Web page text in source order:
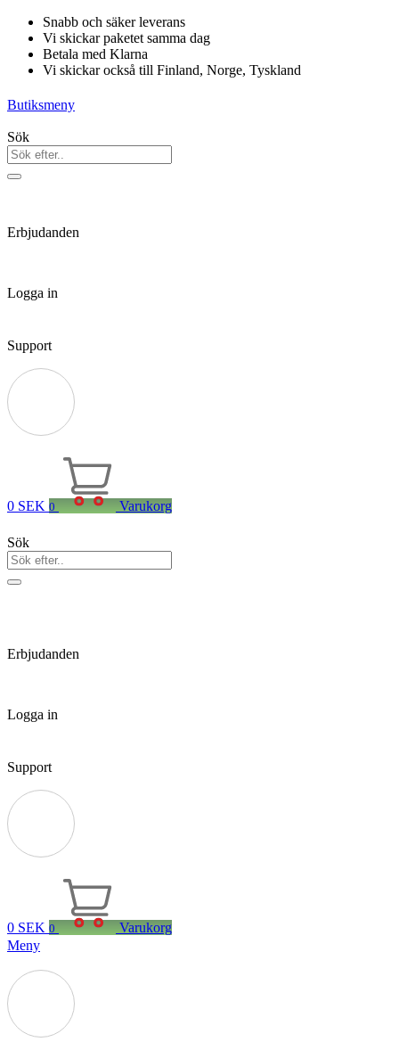
Hoppa
innehåll
Snabb och säker leverans
Vi skickar paketet samma dag
Betala med Klarna
Vi skickar också till Finland, Norge, Tyskland
Butiksmeny
Sök
Erbjudanden
Logga in
Support
0 SEK 0 Varukorg
Sök
Erbjudanden
Logga in
Support
0 SEK 0
Varukorg
Meny